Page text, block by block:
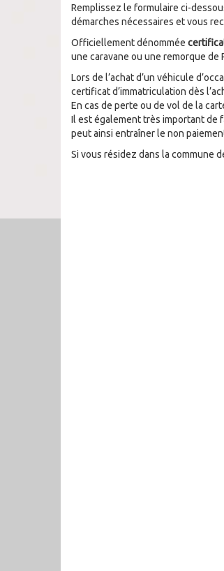
Remplissez le formulaire ci-
démarches nécessaires et vous
Officiellement dénommée
une caravane ou une remorque de
Lors de l’achat d’un véhicule
certificat d’immatriculation dès
En cas de perte ou de vol de la
Il est également très important de
peut ainsi entraîner le non
Si vous résidez dans la commune